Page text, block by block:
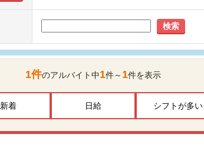
検索
1件のアルバイト中1件～ 1件を表示
新着 日給 シフトが多い